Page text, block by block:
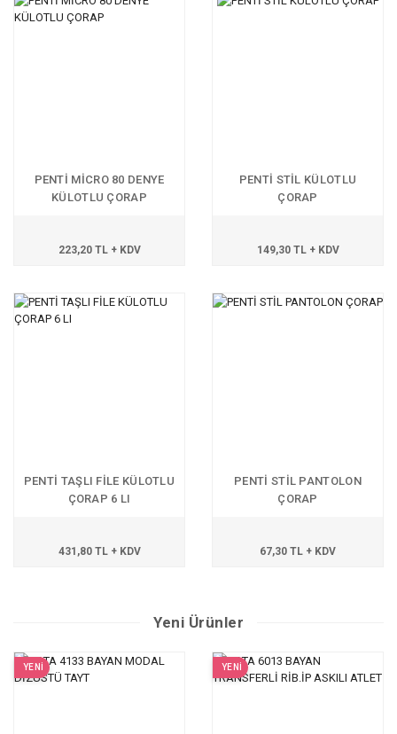
PENTİ MİCRO 80 DENYE
KÜLOTLU ÇORAP
223,20 TL + KDV
PENTİ STİL KÜLOTLU
ÇORAP
149,30 TL + KDV
PENTİ TAŞLI FİLE KÜLOTLU
ÇORAP 6 LI
431,80 TL + KDV
PENTİ STİL PANTOLON
ÇORAP
67,30 TL + KDV
Yeni Ürünler
YENİ YENİ